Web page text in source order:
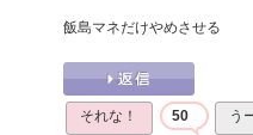
飯島マネだけやめさせる
それな！ 50 う